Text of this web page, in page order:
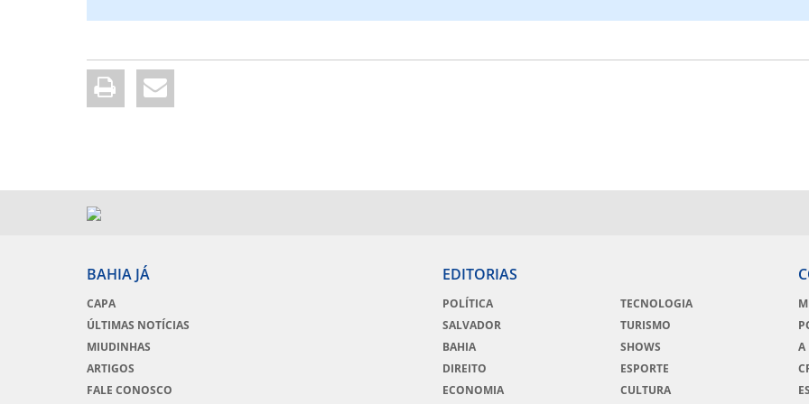
BAHIA JÁ
CAPA
ÚLTIMAS NOTÍCIAS
MIUDINHAS
ARTIGOS
FALE CONOSCO
EDITORIAS
POLÍTICA
SALVADOR
BAHIA
DIREITO
ECONOMIA
TECNOLOGIA
TURISMO
SHOWS
ESPORTE
CULTURA
A